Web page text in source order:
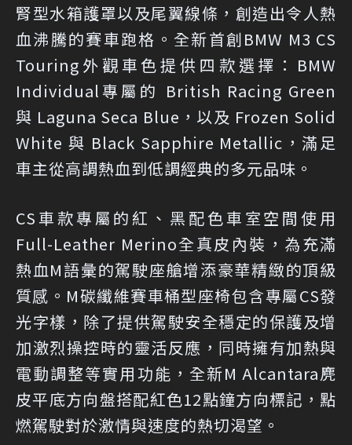
腎型水箱護罩以及尾翼線條，創造出令人熱
血沸騰的賽車跑格。全新首創BMW M3 CS
Touring外觀車色提供四款選擇：BMW
Individual專屬的 British Racing Green
與 Laguna Seca Blue，以及 Frozen Solid
White 與 Black Sapphire Metallic，滿足
車主從高調熱血到低調經典的多元品味。
CS車款專屬的紅、黑配色車室空間使用
Full-Leather Merino全真皮內裝，為充滿
熱血M語彙的駕駛座艙增添豪華精緻的頂級
質感。M碳纖維賽車桶型座椅包含專屬CS發
光字樣，除了提供駕駛安全穩定的保護及增
加激烈操控時的靈活反應，同時擁有加熱與
電動調整等實用功能，全新M Alcantara麂
皮平底方向盤搭配紅色12點鐘方向標記，點
燃駕駛對於激情與速度的熱切渴望。